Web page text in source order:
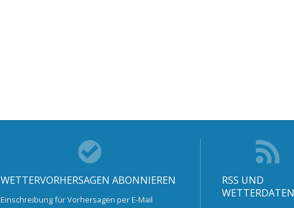
WETTERVORHERSAGEN ABONNIEREN
Einschreibung für Vorhersagen per E-Mail
RSS UND
WETTERDATEN